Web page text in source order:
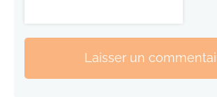
Laisser un